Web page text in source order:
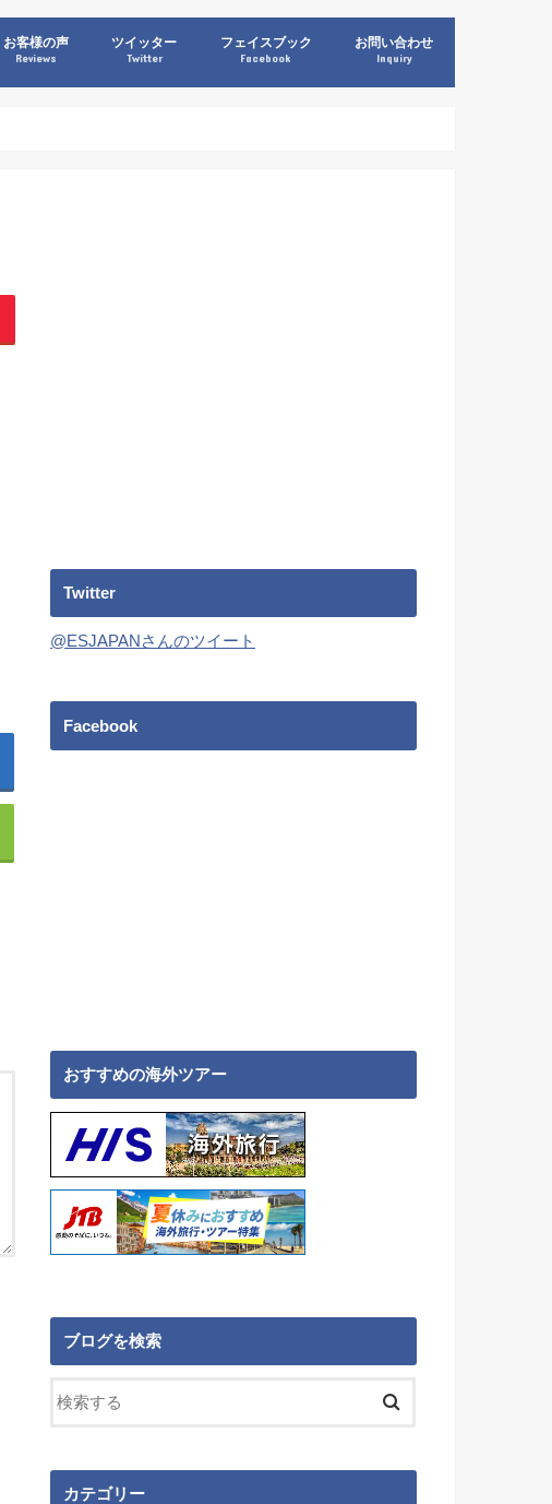
お客様の声
Reviews
ツイッター
Twitter
フェイスブック
Facebook
お問い合わせ
Inquiry
Twitter
@ESJAPANさんのツイート
Facebook
おすすめの海外ツアー
ブログを検索
カテゴリー